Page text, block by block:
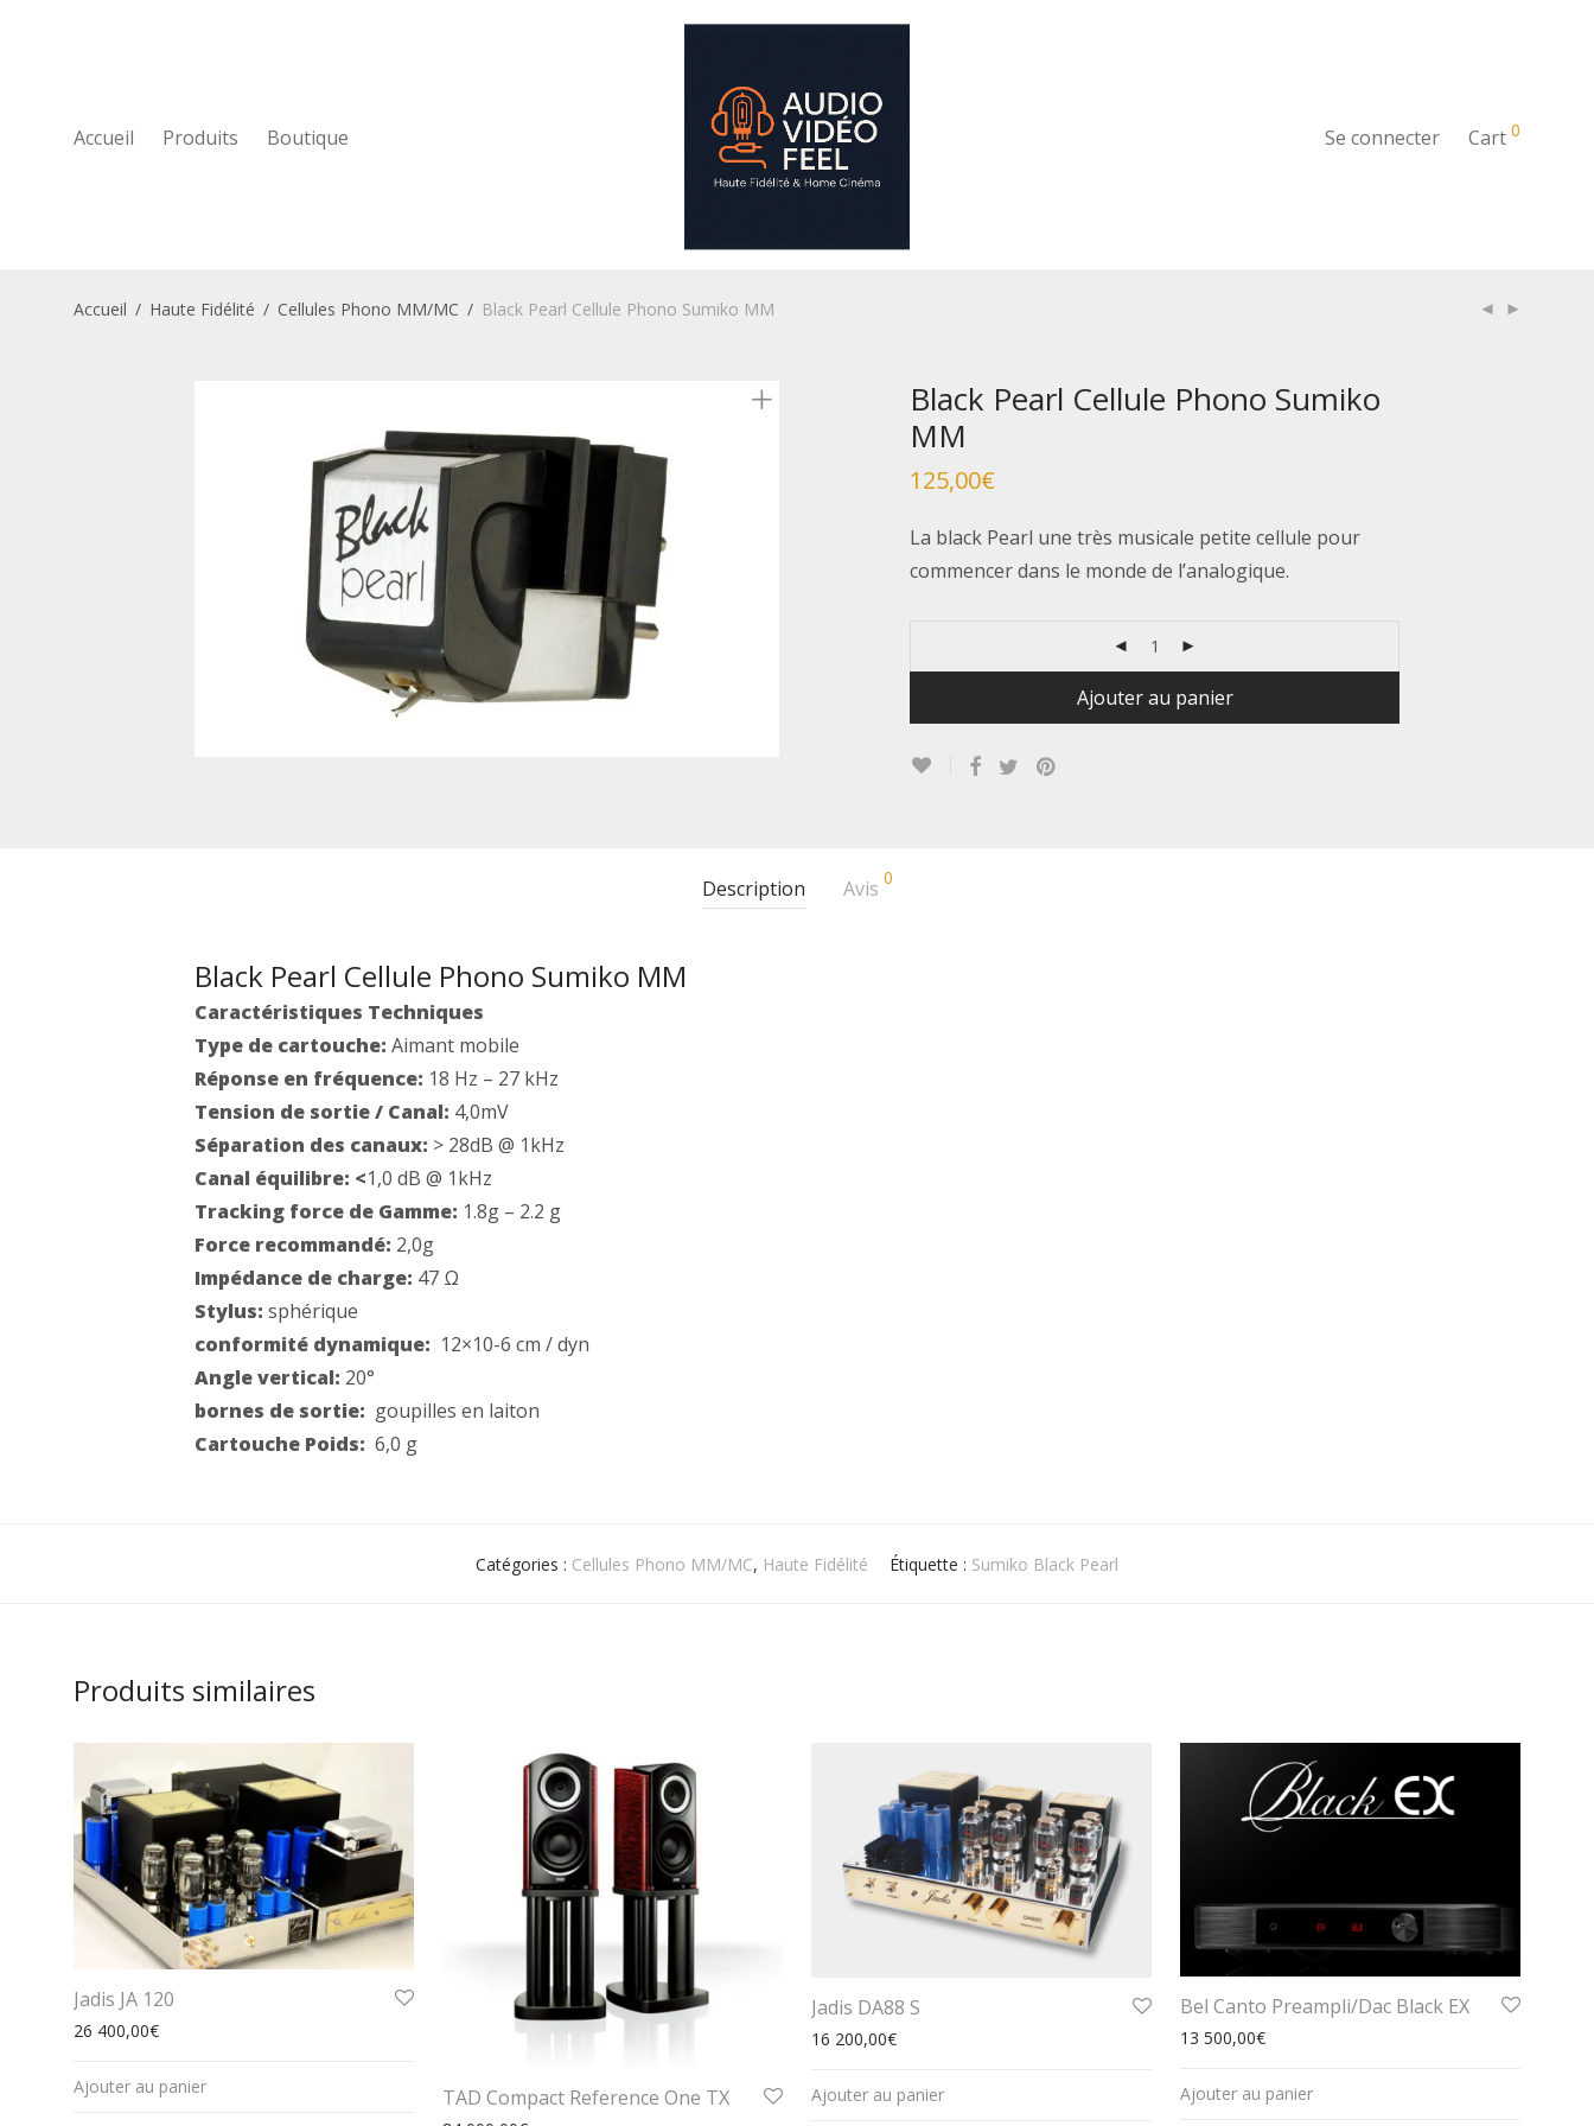
Accueil Produits Boutique Se connecter Cart 0
Accueil / Haute Fidélité / Cellules Phono MM/MC / Black Pearl Cellule Phono Sumiko MM
Black Pearl Cellule Phono Sumiko
MM
125,00€
La black Pearl une très musicale petite cellule pour
commencer dans le monde de l’analogique.
Ajouter au panier
Description Avis 0
Black Pearl Cellule Phono Sumiko MM
Caractéristiques Techniques
Type de cartouche: Aimant mobile
Réponse en fréquence: 18 Hz – 27 kHz
Tension de sortie / Canal: 4,0mV
Séparation des canaux: > 28dB @ 1kHz
Canal équilibre: <1,0 dB @ 1kHz
Tracking force de Gamme: 1.8g – 2.2 g
Force recommandé: 2,0g
Impédance de charge: 47 Ω
Stylus: sphérique
conformité dynamique: 12×10-6 cm / dyn
Angle vertical: 20°
bornes de sortie: goupilles en laiton
Cartouche Poids: 6,0 g
Catégories : Cellules Phono MM/MC, Haute Fidélité Étiquette : Sumiko Black Pearl
Produits similaires
Jadis JA 120
26 400,00€
Ajouter au panier TAD Compact Reference One TX
Jadis DA88 S
16 200,00€
Ajouter au panier
Bel Canto Preampli/Dac Black EX
13 500,00€
Ajouter au panier